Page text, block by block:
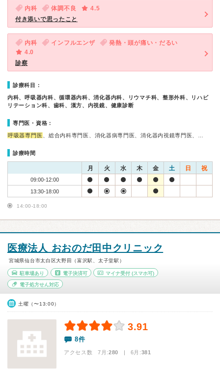
内科 体調不良
4.5
付き添いで思ったこと
内科 インフルエンザ
発熱・頭が痛い・だるい
4.0
診察
診療科目：
内科、呼吸器内科、循環器内科、消化器内科、リウマチ科、整形外科、リハビ
リテーション科、歯科、漢方、内視鏡、健康診断
専門医・資格：
呼吸器専門医 、総合内科専門医、消化器病専門医、消化器内視鏡専門医、…
診療時間
月 火 水 木 金 土 日 祝
09:00-12:00
13:30-18:00
14:00-18:00
医療法人 おおのだ田中クリニック
宮城県仙台市太白区大野田（富沢駅、太子堂駅）
駐車場あり 電子決済可 マイナ受付 (スマホ可)
電子処方せん対応
土曜（〜13:00）
3.91
8件
アクセス数 7月:280 | 6月:381